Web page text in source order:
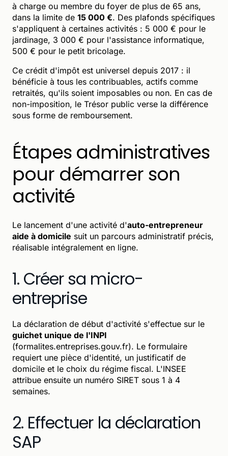
à charge ou membre du foyer de plus de 65 ans,
dans la limite de 15 000 €. Des plafonds spécifiques
s'appliquent à certaines activités : 5 000 € pour le
jardinage, 3 000 € pour l'assistance informatique,
500 € pour le petit bricolage.
Ce crédit d'impôt est universel depuis 2017 : il
bénéficie à tous les contribuables, actifs comme
retraités, qu'ils soient imposables ou non. En cas de
non-imposition, le Trésor public verse la différence
sous forme de remboursement.
Étapes administratives
pour démarrer son
activité
Le lancement d'une activité d'auto-entrepreneur
aide à domicile suit un parcours administratif précis,
réalisable intégralement en ligne.
1. Créer sa micro-
entreprise
La déclaration de début d'activité s'effectue sur le
guichet unique de l'INPI
(formalites.entreprises.gouv.fr). Le formulaire
requiert une pièce d'identité, un justificatif de
domicile et le choix du régime fiscal. L'INSEE
attribue ensuite un numéro SIRET sous 1 à 4
semaines.
2. Effectuer la déclaration
SAP